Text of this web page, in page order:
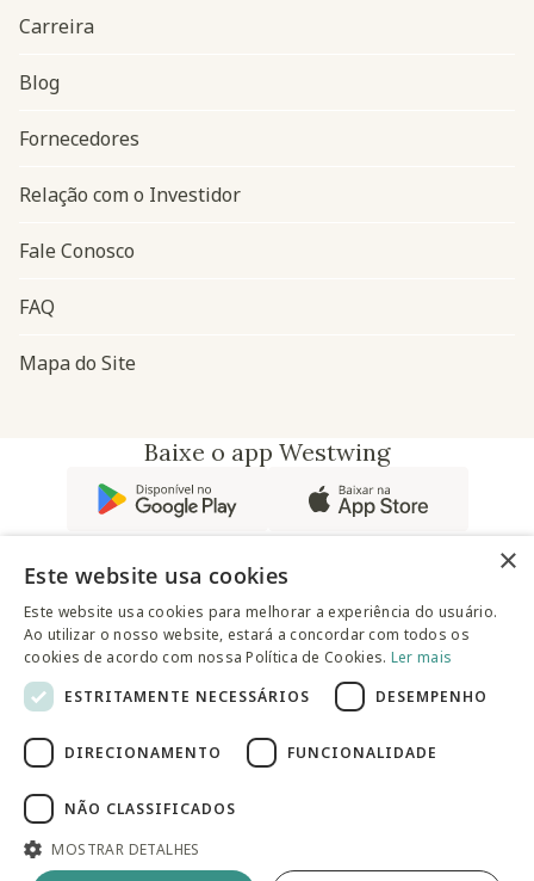
Navegação do rodapé
Carreira
Blog
Fornecedores
Relação com o Investidor
Fale Conosco
FAQ
Mapa do Site
Baixe o app Westwing
@westwingbr
Somos uma empresa certificada
© 2025 Westwing Comércio Varejista S.A WESTWING
Av. Queiroz Filho, 1700 - Torre A 5° andar - Vila Hamburguesa -
São Paulo
×
Este website usa cookies
Este website usa cookies para melhorar a experiência do usuário.
Ao utilizar o nosso website, estará a concordar com todos os
cookies de acordo com nossa Política de Cookies. Ler mais
ESTRITAMENTE NECESSÁRIOS
DESEMPENHO
DIRECIONAMENTO FUNCIONALIDADE
NÃO CLASSIFICADOS
MOSTRAR DETALHES